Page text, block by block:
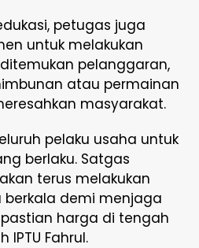
petugas juga
untuk melakukan
pelanggaran,
atau permainan
masyarakat.
pelaku usaha untuk
berlaku. Satgas
terus melakukan
demi menjaga
harga di tengah
Fahrul.